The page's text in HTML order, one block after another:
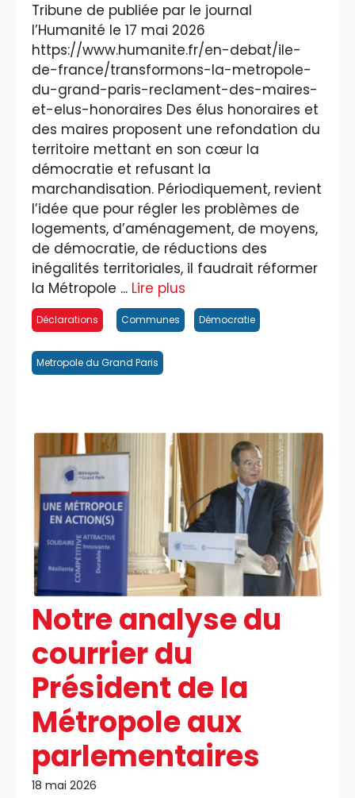
Tribune de publiée par le journal
l’Humanité le 17 mai 2026
https://www.humanite.fr/en-debat/ile-
de-france/transformons-la-metropole-
du-grand-paris-reclament-des-maires-
et-elus-honoraires Des élus honoraires et
des maires proposent une refondation du
territoire mettant en son cœur la
démocratie et refusant la
marchandisation. Périodiquement, revient
l’idée que pour régler les problèmes de
logements, d’aménagement, de moyens,
de démocratie, de réductions des
inégalités territoriales, il faudrait réformer
la Métropole ... Lire plus
Déclarations Communes Démocratie
Metropole du Grand Paris
Notre analyse du
courrier du
Président de la
Métropole aux
parlementaires
18 mai 2026